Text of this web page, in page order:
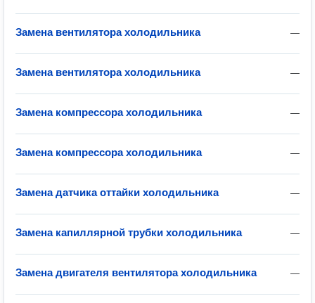
—
Замена вентилятора холодильника
—
Замена вентилятора холодильника
—
Замена компрессора холодильника
—
Замена компрессора холодильника
—
Замена датчика оттайки холодильника
—
Замена капиллярной трубки холодильника
—
Замена двигателя вентилятора холодильника